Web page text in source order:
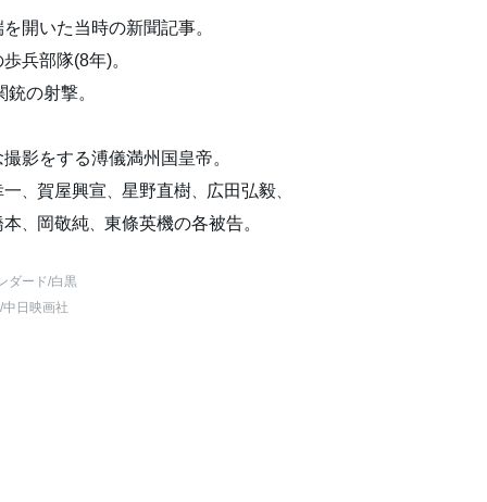
開いた当時の新聞記事。
兵部隊(8年)。
の射撃。
影をする溥儀満州国皇帝。
一
賀屋興宣 星野直樹 広田弘毅
本 岡敬純 東條英機の各被告。
ダード/白黒
日映画社